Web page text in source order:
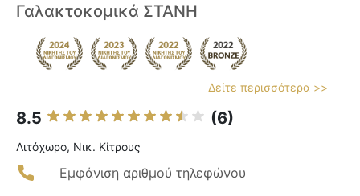
Γαλακτοκομικά ΣΤΑΝΗ
Δείτε περισσότερα >>
8.5 (6)
Λιτόχωρο, Νικ. Κίτρους
Εμφάνιση αριθμού τηλεφώνου